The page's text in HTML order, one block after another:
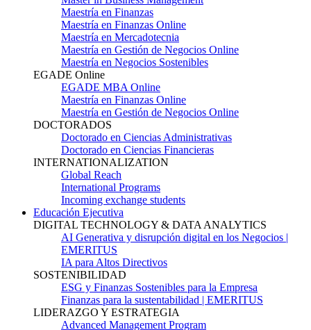
Maestría en Finanzas
Maestría en Finanzas Online
Maestría en Mercadotecnia
Maestría en Gestión de Negocios Online
Maestría en Negocios Sostenibles
EGADE Online
EGADE MBA Online
Maestría en Finanzas Online
Maestría en Gestión de Negocios Online
DOCTORADOS
Doctorado en Ciencias Administrativas
Doctorado en Ciencias Financieras
INTERNATIONALIZATION
Global Reach
International Programs
Incoming exchange students
Educación Ejecutiva
DIGITAL TECHNOLOGY & DATA ANALYTICS
AI Generativa y disrupción digital en los Negocios |
EMERITUS
IA para Altos Directivos
SOSTENIBILIDAD
ESG y Finanzas Sostenibles para la Empresa
Finanzas para la sustentabilidad | EMERITUS
LIDERAZGO Y ESTRATEGIA
Advanced Management Program